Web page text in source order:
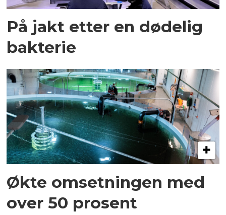
På jakt etter en dødelig
bakterie
Økte omsetningen med
over 50 prosent